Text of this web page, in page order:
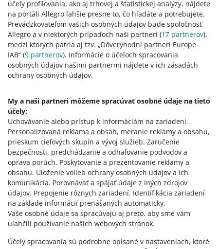
účely profilovania, ako aj trhovej a štatistickej analýzy, nájdete
na portáli Allegro ľahšie presne to, čo hľadáte a potrebujete.
Prevádzkovateľom vašich osobných údajov bude spoločnosť
Allegro a v niektorých prípadoch naši partneri (17 partnerov),
medzi ktorých patria aj tzv. „Dôveryhodní partneri Europe
IAB“ (9 partnerov). Informácie o účeloch spracovania
osobných údajov našimi partnermi nájdete v ich zásadách
ochrany osobných údajov.
My a naši partneri môžeme spracúvať osobné údaje na tieto
účely:
Uchovávanie alebo prístup k informáciám na zariadení.
Personalizovaná reklama a obsah, meranie reklamy a obsahu,
prieskum cieľových skupín a vývoj služieb. Zaručenie
bezpečnosti, predchádzanie a odhaľovanie podvodov a
oprava porúch. Poskytovanie a prezentovanie reklamy a
obsahu. Uloženie volieb ochrany osobných údajov a ich
komunikácia. Porovnávať a spájať údaje z iných zdrojov
údajov. Prepojenie rôznych zariadení. Identifikácia zariadení
na základe informácií prenášaných automaticky.
Vaše osobné údaje sa spracúvajú aj preto, aby sme vám
uľahčili používanie našich webových stránok.
Účely spracovania sú podrobne opísané v nastaveniach, ktoré
záležitosť týkajúcu sa reklamácie za:
poplatok za službu doručenia
poplatok za doplnkové služby
poškodenie alebo stratu zásielky.
Ak sa po podaní reklamácie ukáže, že poplatky boli
účtované neprimerane, dopravca nám zašle dobropis,
sa reklamácia týka poškodenia alebo straty zásielky a
podáte ju bez pričinenia spoločnosti Allegro, vyrovnanie
vám bude zaslané priamo na číslo bankového účtu, ktoré
ste uviedli.
Potrebujete pomoc?
KONTAKTUJTE NÁS